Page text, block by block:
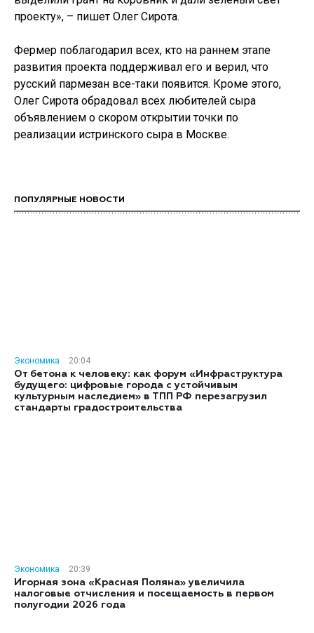
проекту», – пишет Олег Сирота.
Фермер поблагодарил всех, кто на раннем этапе
развития проекта поддерживал его и верил, что
русский пармезан все-таки появится. Кроме этого,
Олег Сирота обрадовал всех любителей сыра
объявлением о скором открытии точки по
реализации истринского сыра в Москве.
ПОПУЛЯРНЫЕ НОВОСТИ
Экономика
20:04
От бетона к человеку: как форум «Инфраструктура
будущего: цифровые города с устойчивым
культурным наследием» в ТПП РФ перезагрузил
стандарты градостроительства
Экономика
20:39
Игорная зона «Красная Поляна» увеличила
налоговые отчисления и посещаемость в первом
полугодии 2026 года